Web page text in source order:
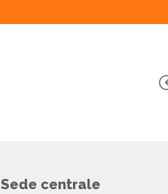
Sede centrale